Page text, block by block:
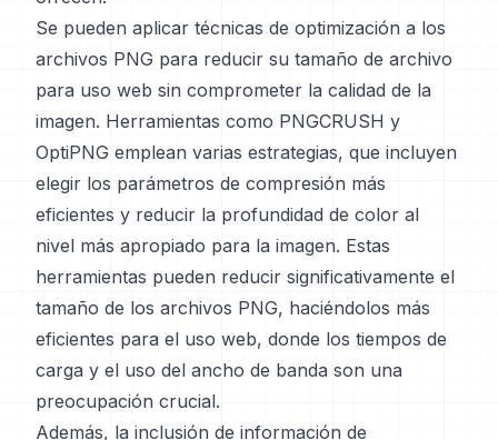
Se pueden aplicar técnicas de optimización a los
archivos PNG para reducir su tamaño de archivo
para uso web sin comprometer la calidad de la
imagen. Herramientas como PNGCRUSH y
OptiPNG emplean varias estrategias, que incluyen
elegir los parámetros de compresión más
eficientes y reducir la profundidad de color al
nivel más apropiado para la imagen. Estas
herramientas pueden reducir significativamente el
tamaño de los archivos PNG, haciéndolos más
eficientes para el uso web, donde los tiempos de
carga y el uso del ancho de banda son una
preocupación crucial.
Además, la inclusión de información de